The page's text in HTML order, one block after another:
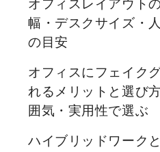
オフィスレイアウト
幅・デスクサイズ・
の目安
オフィスにフェイク
れるメリットと選び
囲気・実用性で選ぶ
ハイブリッドワーク